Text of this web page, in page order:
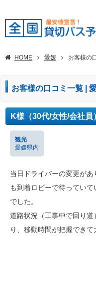
HOME 愛媛 お客様の
お客様の口コミ一覧 |
K様（30代/女性/会社員
観光
愛媛県内
当日ドライバーの変更が
も到着ロビーで待ってい
でした。
道路状況（工事中で回り
り、移動時間が把握できて